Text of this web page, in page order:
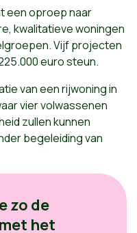
een oproep naar
kwalitatieve woningen
Vijf projecten
euro steun.
van een rijwoning in
vier volwassenen
zullen kunnen
begeleiding van
zo de
het